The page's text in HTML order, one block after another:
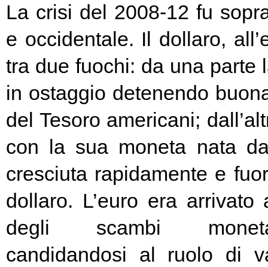
La crisi del 2008-12 fu
e occidentale. Il dollaro,
tra due fuochi: da una parte
in ostaggio detenendo
del Tesoro americani;
con la sua moneta nata
cresciuta rapidamente e
dollaro. L’euro era
degli scambi
candidandosi al ruolo di